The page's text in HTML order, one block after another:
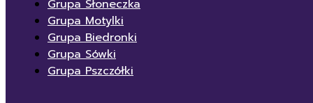
Grupa Słoneczka
Grupa Motylki
Grupa Biedronki
Grupa Sówki
Grupa Pszczółki